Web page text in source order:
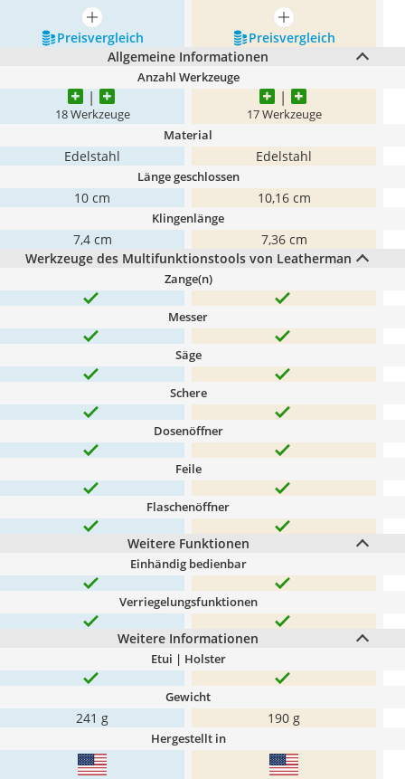
mehr anzeigen
mehr anzeigen
Preis­vergleich
Preis­vergleich
Allgemeine Informationen
Anzahl Werkzeuge
18 Werkzeuge 17 Werkzeuge
Material
Edelstahl Edelstahl
Länge geschlossen
10 cm 10,16 cm
Klingenlänge
7,4 cm
7,36 cm
Werkzeuge des Multifunktionstools von Leatherman
Zange(n)
Messer
Säge
Schere
Dosenöffner
Feile
Flaschenöffner
Weitere Funktionen
Einhändig bedienbar
Verriegelungsfunktionen
Weitere Informationen
Etui | Holster
Gewicht
241 g 190 g
Hergestellt in